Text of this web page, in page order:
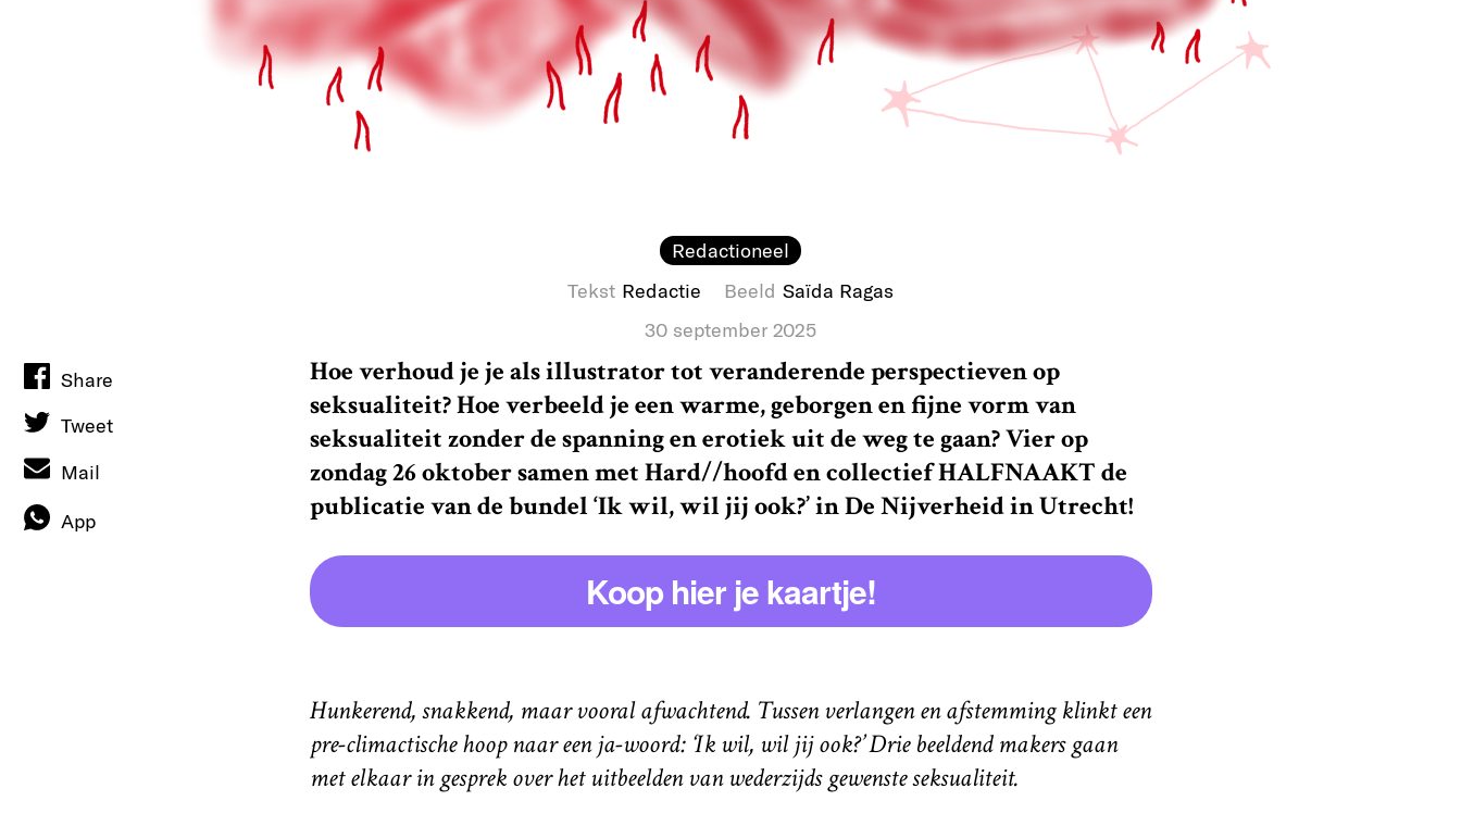
Redactioneel
Tekst Redactie Beeld Saïda Ragas
30 september 2025
Hoe verhoud je je als illustrator tot veranderende perspectieven op
seksualiteit? Hoe verbeeld je een warme, geborgen en fijne vorm van
seksualiteit zonder de spanning en erotiek uit de weg te gaan? Vier op
zondag 26 oktober samen met Hard//hoofd en collectief HALFNAAKT de
publicatie van de bundel ‘Ik wil, wil jij ook?’ in De Nijverheid in Utrecht!
Koop hier je kaartje!
Hunkerend, snakkend, maar vooral afwachtend. Tussen verlangen en afstemming klinkt een
pre-climactische hoop naar een ja-woord: ‘Ik wil, wil jij ook?’ Drie beeldend makers gaan
met elkaar in gesprek over het uitbeelden van wederzijds gewenste seksualiteit.
Share
Tweet
Mail
App